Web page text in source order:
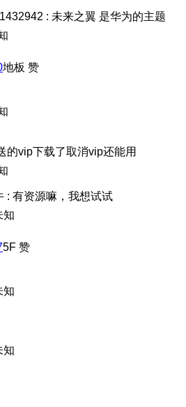
: 未来之翼 是华为的主题
地板 赞
的vip下载了取消vip还能用
: 有资源嘛，我想试试
知
5F 赞
知
知